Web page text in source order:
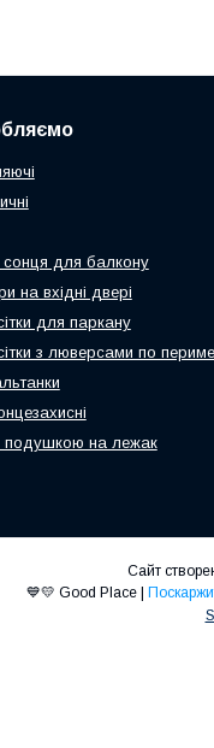
для балкону
на вхідні двері
для паркану
з люверсами по
подушкою на лежак
Сайт